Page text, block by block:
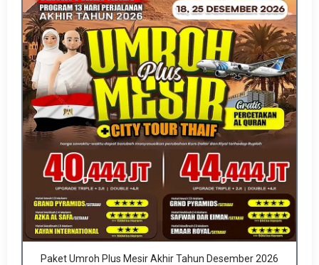
Paket Umroh Plus Mesir Akhir Tahun Desember 2026